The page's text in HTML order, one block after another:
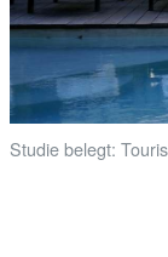
Studie belegt: